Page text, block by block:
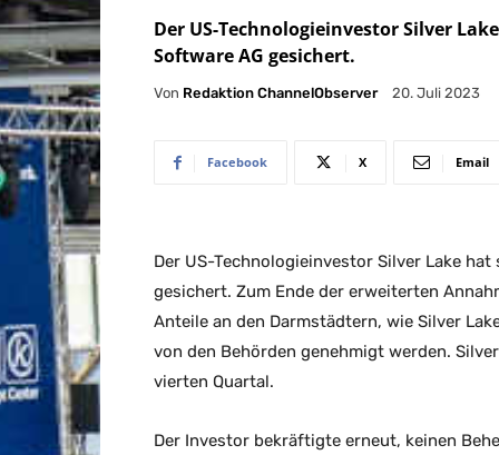
Der US-Technologieinvestor Silver
Software AG gesichert.
Von Redaktion ChannelObserver 20. Juli 2023
Facebook X Email
Der US-Technologieinvestor Silver Lake
gesichert. Zum Ende der erweiterten
Anteile an den Darmstädtern, wie Silver
von den Behörden genehmigt werden.
vierten Quartal.
Der Investor bekräftigte erneut, keinen